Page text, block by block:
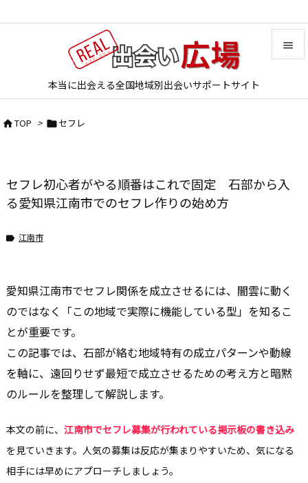
本当に出会える全国地域別出会いサポートサイト


TOP > セフレ
セフレ初心者がやる順番はこれで固定 石部から入
る愛知県江南市でのセフレ作りの始め方
 江南市
愛知県江南市でセフレ関係を成立させるには、闇雲に動く
のではなく「この地域で実際に機能している型」を知るこ
とが重要です。
この記事では、石部が絡む地域特有の成立パターンや動線
を軸に、遠回りせず最短で成立させるための考え方と暗黙
のルールを整理して解説します。
本文の前に、 江南市でセフレ募集が行われている掲示板の書き込み
を見ていきます。人気の募集は反応が集まりやすいため、気になる
相手には早めにアプローチしましょう。